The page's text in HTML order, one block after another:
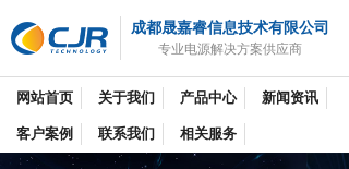
成都晟嘉睿信息技术有限公司
专业电源解决方案供应商
网站首页 关于我们 产品中心 新闻资讯
客户案例 联系我们 相关服务